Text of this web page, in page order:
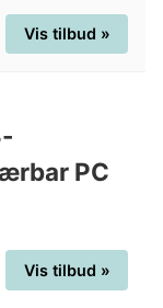
Vis tilbud »
PC
Vis tilbud »